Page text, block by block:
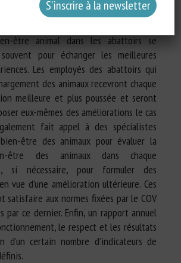
être animal dans les abattoirs se
pour échanger les meilleures
Les employés des abattoirs qui
des animaux recevront chaque
meilleure et plus poussée et seront
eux-mêmes des améliorations le cas
fait appel à des spécialistes
être des animaux pour évaluer la
être des animaux dans chaque
si nécessaire, pour formuler des
vue d’une amélioration ultérieure. Ces
satisfaire aux normes fixées par le COV
par ce dernier. Enfin, un rapport annuel
le respect et les résultats
d’un certain nombre d’indicateurs de